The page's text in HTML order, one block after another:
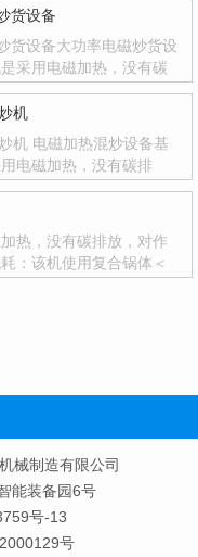
货设备
货设备大功率电磁炒货设
采用电磁加热，没有碳
机
机 电磁加热混炒设备基
电磁加热，没有碳排
热，没有碳排放，对作
：该机使用复合锅体＜
械制造有限公司
能装备园6号
号-13
号